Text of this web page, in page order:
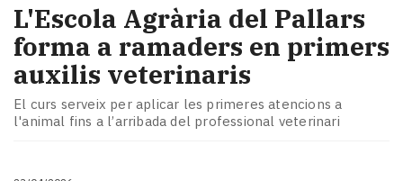
L'Escola Agrària del Pallars
forma a ramaders en primers
auxilis veterinaris
El curs serveix per aplicar les primeres atencions a
l'animal fins a l’arribada del professional veterinari